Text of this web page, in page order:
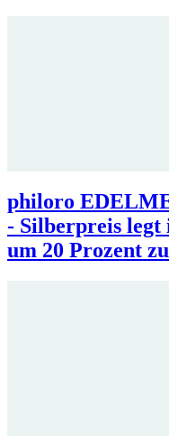
philoro
- Silberpreis legt
um 20 Prozent zu